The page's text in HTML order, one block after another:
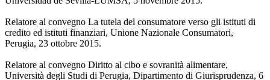
Relatore al convegno La tutela del consumatore verso gli istituti di
credito ed istituti finanziari, Unione Nazionale Consumatori,
Perugia, 23 ottobre 2015.
Relatore al convegno Diritto al cibo e sovranità alimentare,
Università degli Studi di Perugia, Dipartimento di Giurisprudenza, 6